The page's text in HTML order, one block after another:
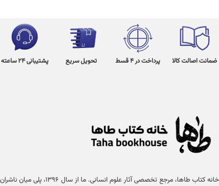
ضمانت اصالت کالا پرداخت در 4 قسط تحویل سریع پشتیبانی 24 ساعته
خانه کتاب طاها، مرجع تخصصی آثار علوم انسانی. ما از سال ۱۳۹۶، پلی میان ناشران